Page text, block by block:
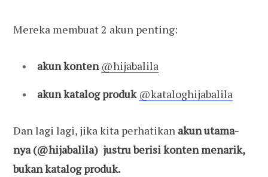
Mereka membuat 2 akun penting:
akun konten @hijabalila
akun katalog produk @kataloghijabalila
Dan lagi lagi, jika kita perhatikan akun utama-
nya (@hijabalila) justru berisi konten menarik,
bukan katalog produk.